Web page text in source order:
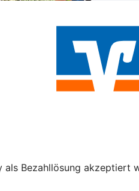
Bezahllösung